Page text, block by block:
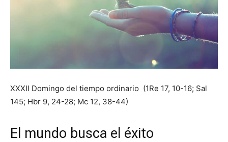
XXXII Domingo del tiempo ordinario (1Re 17, 10-16; Sal
145; Hbr 9, 24-28; Mc 12, 38-44)
El mundo busca el éxito